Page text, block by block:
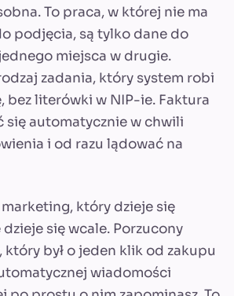
To praca, w której nie ma
podjęcia, są tylko dane do
miejsca w drugie.
zadania, który system robi
bez literówki w NIP-ie. Faktura
się automatycznie w chwili
i od razu lądować na
który dzieje się
się wcale. Porzucony
był o jeden klik od zakupu
wiadomości